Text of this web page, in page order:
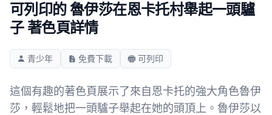
可列印的 魯伊莎在恩卡托村舉起一頭驢
子 著色頁詳情
青少年 免費下載 可列印
這個有趣的著色頁展示了來自恩卡托的強大角色魯伊
莎，輕鬆地把一頭驢子舉起在她的頭頂上。魯伊莎以